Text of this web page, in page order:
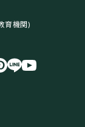
育機関)